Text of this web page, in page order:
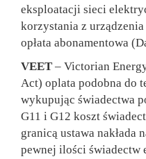
eksploatacji sieci
korzystania z
opłata abonamentowa
VEET – Victorian
Act) oplata podobna do
wykupując świadectwa
G11 i G12 koszt
granicą ustawa nakłada
pewnej ilości świadectw